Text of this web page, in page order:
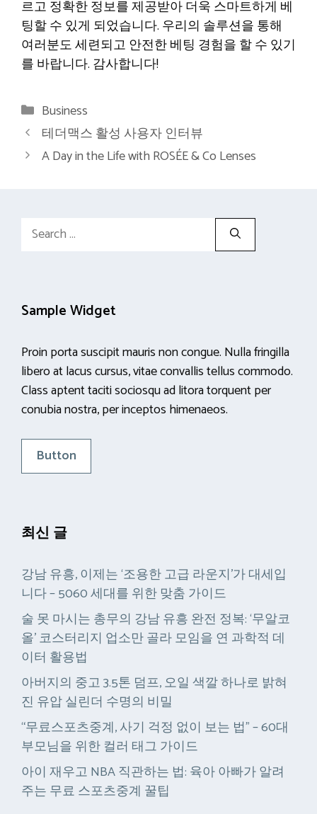
르고 정확한 정보를 제공받아 더욱 스마트하게 베
팅할 수 있게 되었습니다. 우리의 솔루션을 통해
여러분도 세련되고 안전한 베팅 경험을 할 수 있기
를 바랍니다. 감사합니다!
Categories
Business
테더맥스 활성 사용자 인터뷰
A Day in the Life with ROSÉE & Co Lenses
Search
Sample Widget
Proin porta suscipit mauris non congue. Nulla fringilla
libero at lacus cursus, vitae convallis tellus commodo.
Class aptent taciti sociosqu ad litora torquent per
conubia nostra, per inceptos himenaeos.
Button
최신 글
강남 유흥, 이제는 ‘조용한 고급 라운지’가 대세입
니다 – 5060 세대를 위한 맞춤 가이드
술 못 마시는 총무의 강남 유흥 완전 정복: ‘무알코
올’ 코스터리지 업소만 골라 모임을 연 과학적 데
이터 활용법
아버지의 중고 3.5톤 덤프, 오일 색깔 하나로 밝혀
진 유압 실린더 수명의 비밀
“무료스포츠중계, 사기 걱정 없이 보는 법” – 60대
부모님을 위한 컬러 태그 가이드
아이 재우고 NBA 직관하는 법: 육아 아빠가 알려
주는 무료 스포츠중계 꿀팁